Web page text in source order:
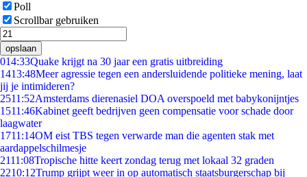
Poll
Scrollbar gebruiken
opslaan
014:33Quake krijgt na 30 jaar een gratis uitbreiding
1413:48Meer agressie tegen een andersluidende politieke mening, laat
jij je intimideren?
2511:52Amsterdams dierenasiel DOA overspoeld met babykonijntjes
1511:46Kabinet geeft bedrijven geen compensatie voor schade door
laagwater
1711:14OM eist TBS tegen verwarde man die agenten stak met
aardappelschilmesje
2111:08Tropische hitte keert zondag terug met lokaal 32 graden
2210:12Trump grijpt weer in op automatisch staatsburgerschap bij